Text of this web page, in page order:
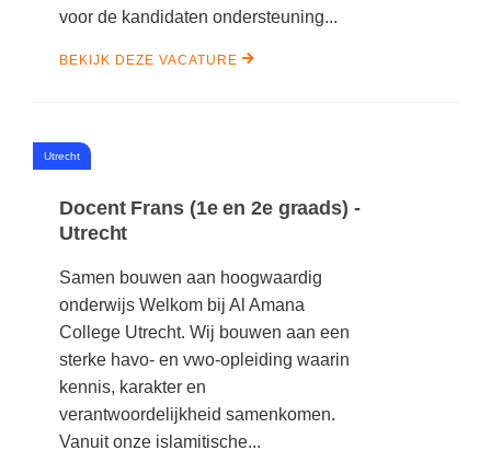
voor de kandidaten ondersteuning...
BEKIJK DEZE VACATURE
Utrecht
Docent Frans (1e en 2e graads) -
Utrecht
Samen bouwen aan hoogwaardig
onderwijs Welkom bij Al Amana
College Utrecht. Wij bouwen aan een
sterke havo- en vwo-opleiding waarin
kennis, karakter en
verantwoordelijkheid samenkomen.
Vanuit onze islamitische...